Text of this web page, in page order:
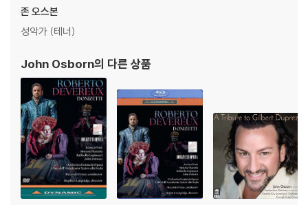
대주의를 다루기 때문에 무대화가 어려운 과제다. 프랑크푸르트 오페라 프
로덕션에서 연출가 타치아나 귀르바카는 이 작품을 단순히 중세의 유대인
서 콘스탄츠 공의회라는 역사적 배경 속에서 서로 다른 신앙이 충돌하는
혼란 자체를 현대 사회의 은유로 읽어냈다. 무대 디자인 역시 비교적 추상
적이고 차갑고 거대한 공간을 사용해 인물들이 “종교와 권력 시스템” 속에
서 압박받는 느낌을 강조했고, 마지막 처형 장면은 현대의 집단 린치처럼
느껴진다. 여러 리뷰가 “현대적이지만 작품의 비극성을 훼손하지 않는 접
근”이라고 호평했다. 독일 극장가에서는 원작을 완전히 뒤집거나 냉소적
으로 비트는 ‘레지테아터’ 연출이 흔하지만 이번 프로덕션은 엘레아자르와
라셀의 부녀 관계, 종교적 증오 속 인간성의 붕괴를 비교적 온전하게 잘 유
지했다는 평가를 받았다.
존 오스본
성악가 (테너)
John Osborn의 다른 상품